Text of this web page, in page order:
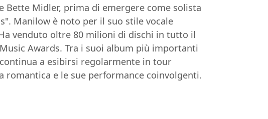
Midler, prima di emergere come solista
Manilow è noto per il suo stile vocale
venduto oltre 80 milioni di dischi in tutto il
Awards. Tra i suoi album più importanti
a esibirsi regolarmente in tour
romantica e le sue performance coinvolgenti.